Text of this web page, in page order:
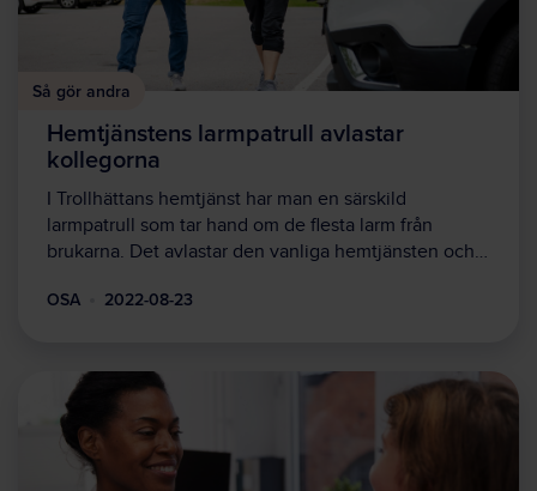
Så gör andra
Hemtjänstens larmpatrull avlastar
kollegorna
I Trollhättans hemtjänst har man en särskild
larmpatrull som tar hand om de flesta larm från
brukarna. Det avlastar den vanliga hemtjänsten och…
OSA 2022-08-23